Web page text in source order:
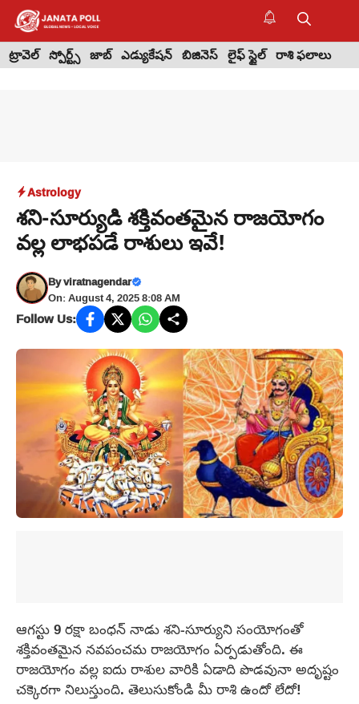
Skip
content
ట్రావెల్ స్పోర్ట్స్ జాబ్ ఎడ్యుకేషన్ బిజినెస్ లైఫ్ స్టైల్ రాశి ఫలాలు
Astrology
శని-సూర్యుడి శక్తివంతమైన రాజయోగం
వల్ల లాభపడే రాశులు ఇవే!
Byviratnagendar
On: August 4, 2025 8:08 AM
Follow Us:
ఆగస్టు 9 రక్షా బంధన్ నాడు శని-సూర్యుని సంయోగంతో
శక్తివంతమైన నవపంచమ రాజయోగం ఏర్పడుతోంది. ఈ
రాజయోగం వల్ల ఐదు రాశుల వారికి ఏడాది పొడవునా అదృష్టం
చక్కెరగా నిలుస్తుంది. తెలుసుకోండి మీ రాశి ఉందో లేదో!